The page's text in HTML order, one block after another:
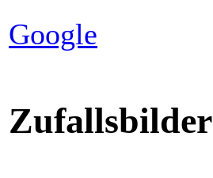
Google
Zufallsbilder